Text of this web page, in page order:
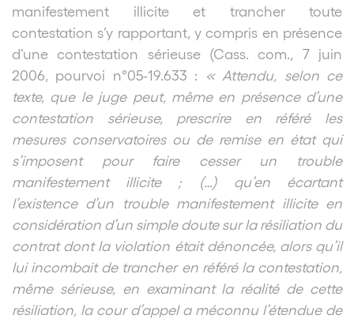
manifestement illicite et trancher toute
contestation s’y rapportant, y compris en présence
d’une contestation sérieuse (Cass. com., 7 juin
2006, pourvoi n°05-19.633 :
« Attendu, selon ce
texte, que le juge peut, même en présence d’une
contestation sérieuse, prescrire en référé les
mesures conservatoires ou de remise en état qui
s’imposent pour faire cesser un trouble
manifestement illicite ; (…) qu’en écartant
l’existence d’un trouble manifestement illicite en
considération d’un simple doute sur la résiliation du
contrat dont la violation était dénoncée, alors qu’il
lui incombait de trancher en référé la contestation,
même sérieuse, en examinant la réalité de cette
résiliation, la cour d’appel a méconnu l’étendue de